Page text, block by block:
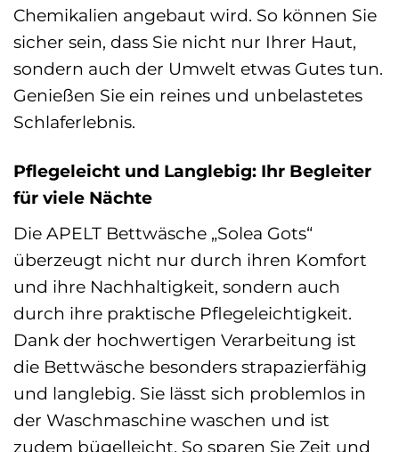
Chemikalien angebaut wird. So können Sie
sicher sein, dass Sie nicht nur Ihrer Haut,
sondern auch der Umwelt etwas Gutes tun.
Genießen Sie ein reines und unbelastetes
Schlaferlebnis.
Pflegeleicht und Langlebig: Ihr Begleiter
für viele Nächte
Die APELT Bettwäsche „Solea Gots“
überzeugt nicht nur durch ihren Komfort
und ihre Nachhaltigkeit, sondern auch
durch ihre praktische Pflegeleichtigkeit.
Dank der hochwertigen Verarbeitung ist
die Bettwäsche besonders strapazierfähig
und langlebig. Sie lässt sich problemlos in
der Waschmaschine waschen und ist
zudem bügelleicht. So sparen Sie Zeit und